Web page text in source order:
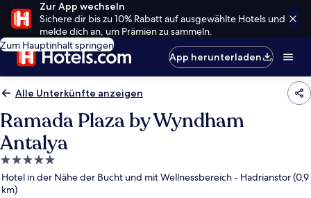
Zur App wechseln
Sichere dir bis zu 10% Rabatt auf ausgewählte Hotels und
melde dich an, um Prämien zu sammeln.
Zum Hauptinhalt springen
App herunterladen
Alle Unterkünfte anzeigen
Ramada Plaza by Wyndham
Antalya
5.0-
Sterne-
Unterkunft
Hotel in der Nähe der Bucht und mit Wellnessbereich - Hadrianstor (0,9
km)